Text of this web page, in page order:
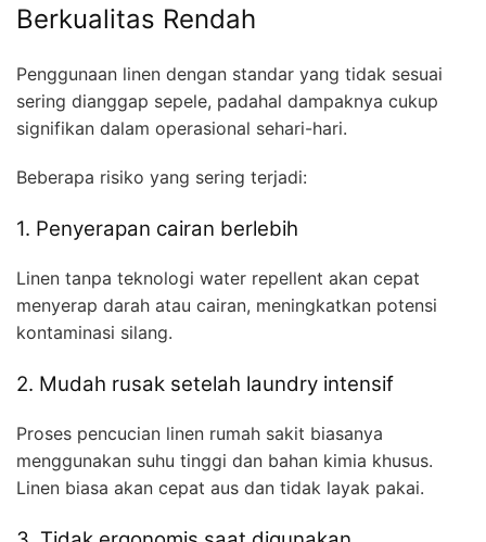
Berkualitas Rendah
Penggunaan linen dengan standar yang tidak sesuai
sering dianggap sepele, padahal dampaknya cukup
signifikan dalam operasional sehari-hari.
Beberapa risiko yang sering terjadi:
1. Penyerapan cairan berlebih
Linen tanpa teknologi water repellent akan cepat
menyerap darah atau cairan, meningkatkan potensi
kontaminasi silang.
2. Mudah rusak setelah laundry intensif
Proses pencucian linen rumah sakit biasanya
menggunakan suhu tinggi dan bahan kimia khusus.
Linen biasa akan cepat aus dan tidak layak pakai.